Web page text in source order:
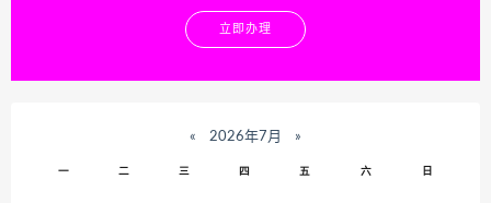
立即办理
« 2026年7月 »
一 二 三 四 五 六 日